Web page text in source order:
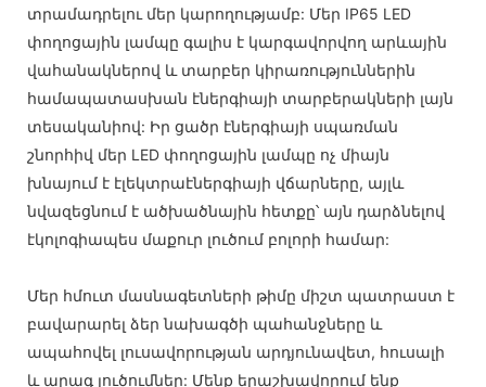
տրամադրելու մեր կարողությամբ: Մեր IP65 LED
փողոցային լամպը գալիս է կարգավորվող արևային
վահանակներով և տարբեր կիրառություններին
համապատասխան էներգիայի տարբերակների լայն
տեսականիով: Իր ցածր էներգիայի սպառման
շնորհիվ մեր LED փողոցային լամպը ոչ միայն
խնայում է էլեկտրաէներգիայի վճարները, այլև
նվազեցնում է ածխածնային հետքը՝ այն դարձնելով
էկոլոգիապես մաքուր լուծում բոլորի համար:
Մեր հմուտ մասնագետների թիմը միշտ պատրաստ է
բավարարել ձեր նախագծի պահանջները և
ապահովել լուսավորության արդյունավետ, հուսալի
և արագ լուծումներ: Մենք երաշխավորում ենք